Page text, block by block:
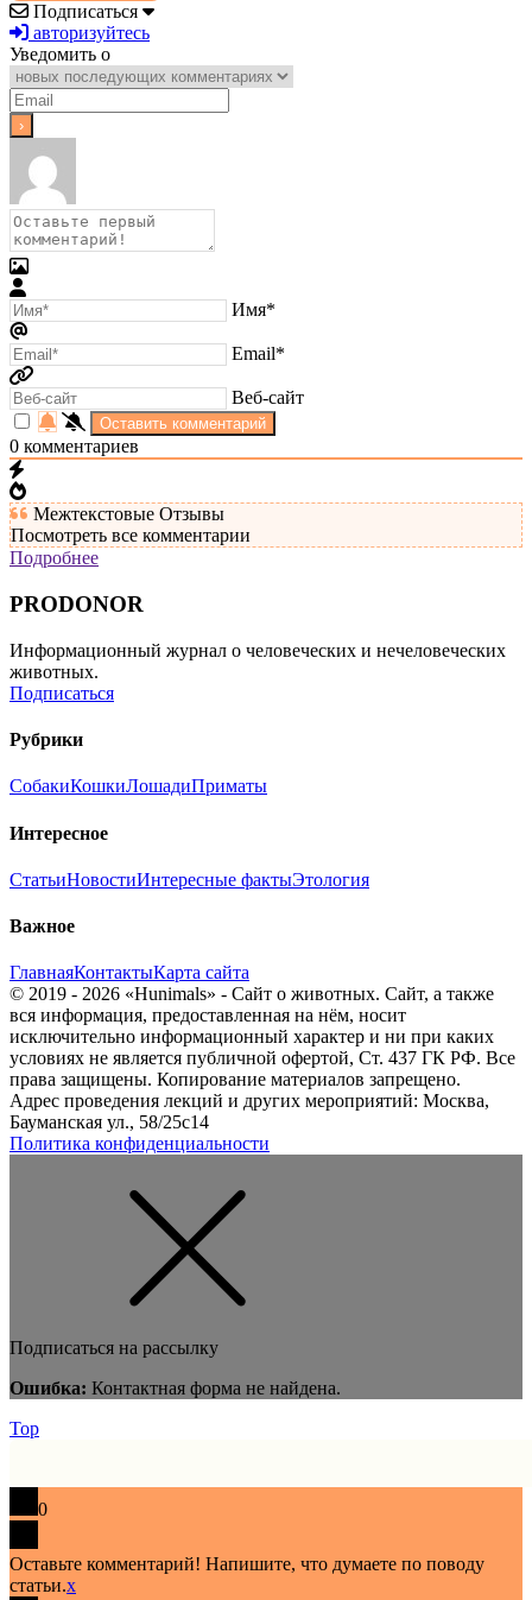
Подписаться
авторизуйтесь
Уведомить о
Имя*
Email*
Веб-сайт
0 комментариев
Межтекстовые Отзывы
Посмотреть все комментарии
Подробнее
PRODONOR
Информационный журнал о человеческих и нечеловеческих
животных.
Подписаться
Рубрики
СобакиКошкиЛошадиПриматы
Интересное
СтатьиНовостиИнтересные фактыЭтология
Важное
ГлавнаяКонтактыКарта сайта
© 2019 - 2026 «Hunimals» - Сайт о животных. Сайт, а также
вся информация, предоставленная на нём, носит
исключительно информационный характер и ни при каких
условиях не является публичной офертой, Ст. 437 ГК РФ. Все
права защищены. Копирование материалов запрещено.
Адрес проведения лекций и других мероприятий: Москва,
Бауманская ул., 58/25с14
Политика конфиденциальности
Подписаться на рассылку
Ошибка: Контактная форма не найдена.
Top
0
Оставьте комментарий! Напишите, что думаете по поводу
статьи.x